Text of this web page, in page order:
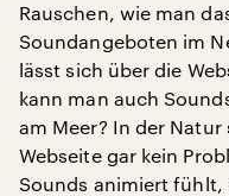
Rauschen, wie man
Soundangeboten im
lässt sich über die
kann man auch
am Meer? In der
Webseite gar kein
Sounds animiert fühlt,